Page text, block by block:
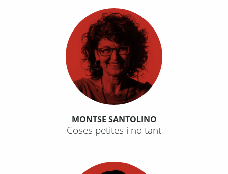
MONTSE SANTOLINO
Coses petites i no tant